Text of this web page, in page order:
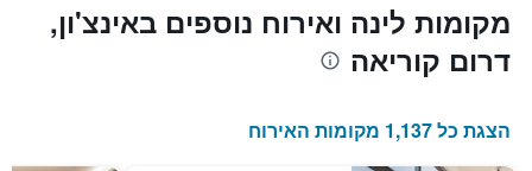
מקומות לינה ואירוח נוספים באינצ'ון,
דרום קוריאה
הצגת כל 1,137 מקומות האירוח